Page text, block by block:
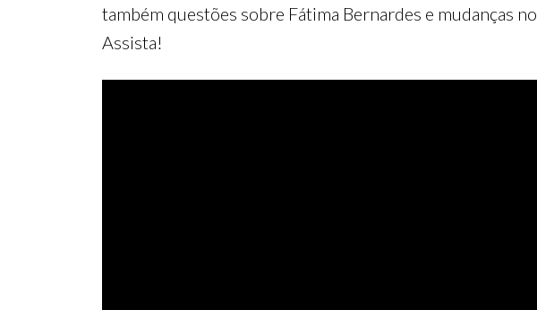
também questões sobre Fátima Bernardes e mudanças no
Assista!